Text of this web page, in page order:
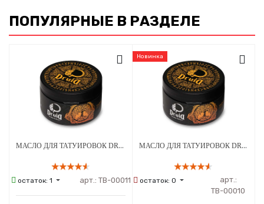
ПОПУЛЯРНЫЕ В РАЗДЕЛЕ
МАСЛО ДЛЯ ТАТУИРОВОК DRUID - AUTUMN SERIES ВИШНЯ 250 МЛ
остаток:1 арт.: ТВ-00011
Новинка
МАСЛО ДЛЯ ТАТУИРОВОК DRUID - AUTUMN SERIES ПЕРСИК 250 МЛ
остаток:0
арт.:
ТВ-00010